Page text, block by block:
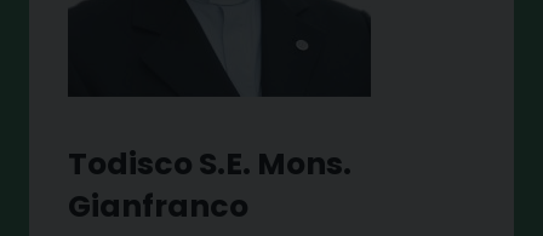
Todisco S.E. Mons.
Gianfranco